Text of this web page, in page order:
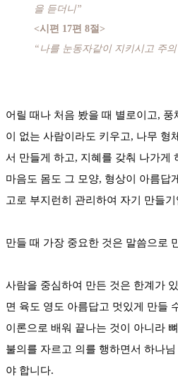
을 듣더니”
<시편 17편 8절>
“나를 눈동자같이 지키시고 주
어릴 때나 처음 봤을 때 별로이고,
이 없는 사람이라도 키우고, 나무 형
서 만들게 하고, 지혜를 갖춰 나가게
마음도 몸도 그 모양, 형상이 아름답
고로 부지런히 관리하여 자기 만들기
만들 때 가장 중요한 것은 말씀으로
사람을 중심하여 만든 것은 한계가
면 육도 영도 아름답고 멋있게 만들
이론으로 배워 끝나는 것이 아니라
불의를 자르고 의를 행하면서 하나
야 합니다.